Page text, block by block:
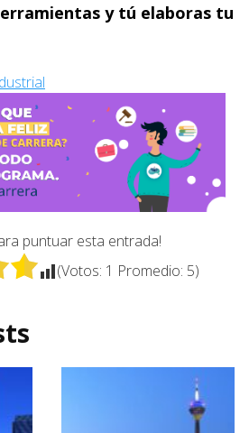
y tú elaboras tu
puntuar esta entrada!
(Votos: 1 Promedio: 5)